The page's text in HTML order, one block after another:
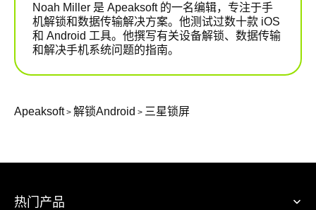
Noah Miller 是 Apeaksoft 的一名编辑，专注于手
机解锁和数据传输解决方案。他测试过数十款 iOS
和 Android 工具。他撰写有关设备解锁、数据传输
和解决手机系统问题的指南。
Apeaksoft> 解锁Android > 三星锁屏
热门产品